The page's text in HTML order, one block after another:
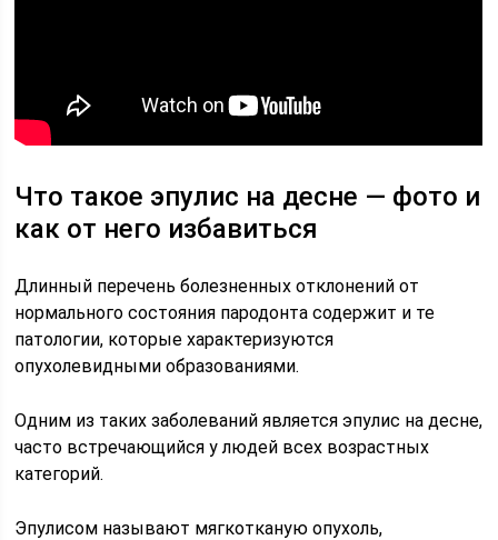
Что такое эпулис на десне — фото и
как от него избавиться
Длинный перечень болезненных отклонений от
нормального состояния пародонта содержит и те
патологии, которые характеризуются
опухолевидными образованиями.
Одним из таких заболеваний является эпулис на десне,
часто встречающийся у людей всех возрастных
категорий.
Эпулисом называют мягкотканую опухоль,